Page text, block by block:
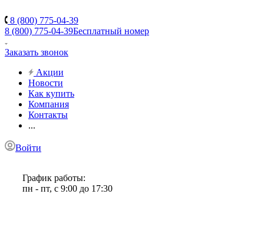
8 (800) 775-04-39
8 (800) 775-04-39Бесплатный номер
Заказать звонок
Акции
Новости
Как купить
Компания
Контакты
...
Войти
График работы:
пн - пт, с 9:00 до 17:30